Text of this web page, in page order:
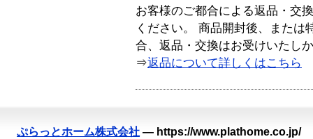
お客様のご都合による返品・交
ください。 商品開封後、または
合、返品・交換はお受けいたし
⇒返品について詳しくはこちら
ぷらっとホーム株式会社 — https://www.plathome.co.jp/